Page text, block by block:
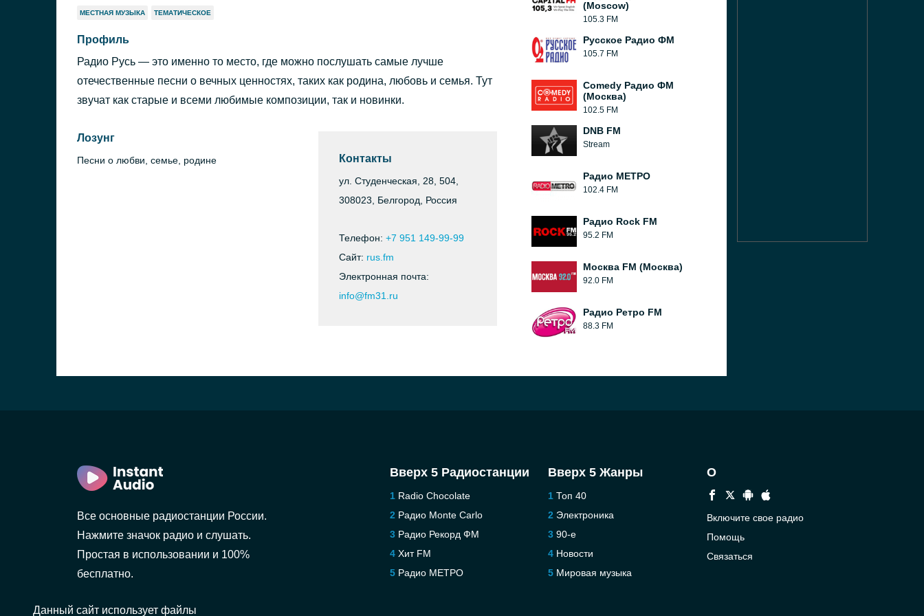
МЕСТНАЯ МУЗЫКА ТЕМАТИЧЕСКОЕ
Профиль
Радио Русь — это именно то место, где можно послушать самые лучше
отечественные песни о вечных ценностях, таких как родина, любовь и семья. Тут
звучат как старые и всеми любимые композиции, так и новинки.
Лозунг
Песни о любви, семье, родине Контакты
ул. Студенческая, 28, 504,
308023, Белгород, Россия
Телефон: +7 951 149-99-99
Сайт: rus.fm
Электронная почта:
info@fm31.ru
(Moscow)
105.3 FM
Русское Радио ФМ
105.7 FM
Comedy Радио ФМ
(Москва)
102.5 FM
DNB FM
Stream
Радио МЕТРО
102.4 FM
Радио Rock FM
95.2 FM
Москва FM (Москва)
92.0 FM
Радио Ретро FM
88.3 FM
Все основные радиостанции России.
Нажмите значок радио и слушать.
Простая в использовании и 100%
бесплатно.
Вверх 5 Радиостанции
Radio Chocolate
Радио Monte Carlo
Радио Рекорд ФМ
Хит FM
Радио МЕТРО
Вверх 5 Жанры
Топ 40
Электроника
90-е
Новости
Мировая музыка
О
Включите свое радио
Помощь
Связаться
Данный сайт использует файлы